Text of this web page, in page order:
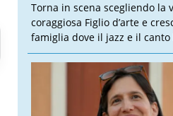
Torna in scena scegliendo la
coraggiosa Figlio d’arte e
famiglia dove il jazz e il